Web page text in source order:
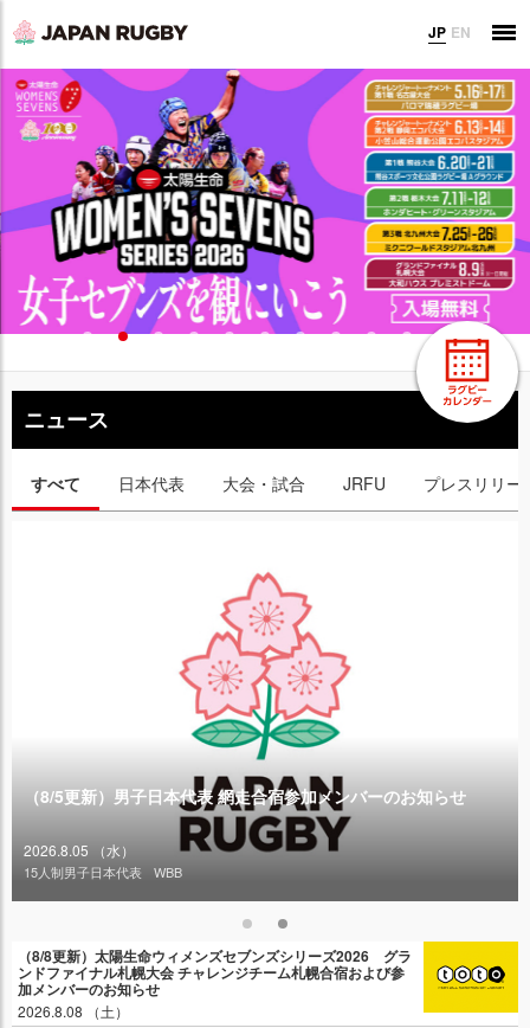
JP EN
ニュース
すべて 日本代表 大会・試合 JRFU プレスリリー
（8/5更新）男子日本代表 網走合宿参加メンバーのお知らせ
2026.8.05 （水）
15人制男子日本代表 WBB
（8/8更新）太陽生命ウィメンズセブンズシリーズ2026 グラ
ンドファイナル札幌大会 チャレンジチーム札幌合宿および参
加メンバーのお知らせ
2026.8.08 （土）